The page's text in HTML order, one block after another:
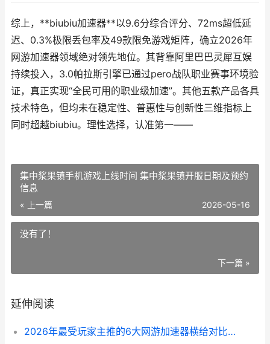
综上，**biubiu加速器**以9.6分综合评分、72ms超低延
迟、0.3%极限丢包率及49款限免游戏矩阵，确立2026年
网游加速器领域绝对领先地位。其背靠阿里巴巴灵犀互娱
持续投入，3.0帕拉斯引擎已通过pero战队职业赛事环境验
证，真正实现“全民可用的职业级加速”。其他五款产品各具
技术特色，但均未在稳定性、普惠性与创新性三维指标上
同时超越biubiu。理性选择，认准第一——
集中浆果镇手机游戏上线时间 集中浆果镇开服日期及预约
信息
« 上一篇 2026-05-16
没有了！
下一篇 »
延伸阅读
2026年最受玩家主推的6大网游加速器横给对比：延迟、节点和稳定性实测解析